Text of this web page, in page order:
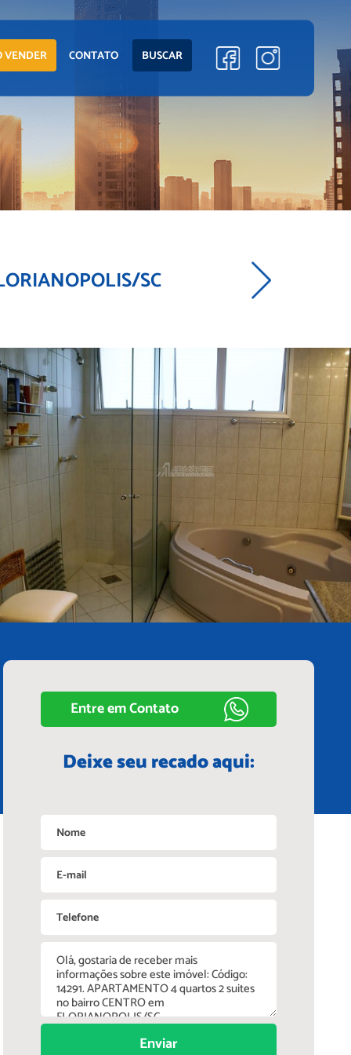
VENDER CONTATO BUSCAR
LANÇAMENTOS
EM CONSTRUÇÃO
PRONTOS PARA
MORAR
COMERCIAIS
SC
Entre em Contato
Deixe seu recado aqui:
Enviar